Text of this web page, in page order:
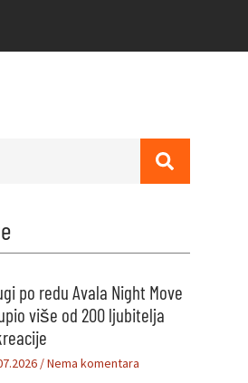
po redu Avala Night Move
više od 200 ljubitelja
Nema komentara